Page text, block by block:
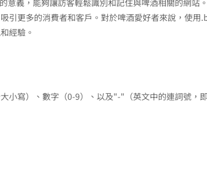
意義，能夠讓訪客輕鬆識別和記住與啤酒相關的網站
引更多的消費者和客戶。對於啤酒愛好者來說，使
經驗。
小寫）、數字（0-9）、以及"-"（英文中的連詞號，